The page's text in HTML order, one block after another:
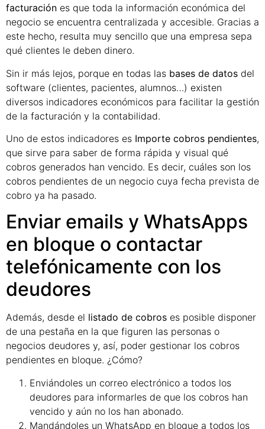
facturación es que toda la información económica del
negocio se encuentra centralizada y accesible. Gracias a
este hecho, resulta muy sencillo que una empresa sepa
qué clientes le deben dinero.
Sin ir más lejos, porque en todas las bases de datos del
software (clientes, pacientes, alumnos…) existen
diversos indicadores económicos para facilitar la gestión
de la facturación y la contabilidad.
Uno de estos indicadores es Importe cobros pendientes,
que sirve para saber de forma rápida y visual qué
cobros generados han vencido. Es decir, cuáles son los
cobros pendientes de un negocio cuya fecha prevista de
cobro ya ha pasado.
Enviar emails y WhatsApps
en bloque o contactar
telefónicamente con los
deudores
Además, desde el listado de cobros es posible disponer
de una pestaña en la que figuren las personas o
negocios deudores y, así, poder gestionar los cobros
pendientes en bloque. ¿Cómo?
Enviándoles un correo electrónico a todos los
deudores para informarles de que los cobros han
vencido y aún no los han abonado.
Mandándoles un WhatsApp en bloque a todos los